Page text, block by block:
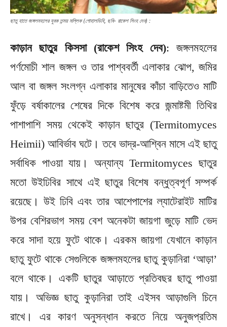
ছাতু হাতে জঙ্গলমহলের যুবক তন্ময় মল্লিক (গোহালডিহি, ছবি- রাকেশ‌ সিংহ দেব) :
কাড়ান ছাতুর কিসসা (রাকেশ সিংহ দেব): জঙ্গলমহলের
পর্ণমোচী শাল জঙ্গল ও তার পাশ্ববর্তী এলাকার ঝোপ, জমির
আল বা জঙ্গল সংলগ্ন এলাকার মানুষের কাঁচা বাড়িতেও মাটি
ফুঁড়ে বর্ষাকালের শেষের দিকে বিশেষ করে জন্মাষ্টমী তিথির
পাশাপাশি সময় থেকেই কাড়ান ছাতুর (Termitomyces
Heimii) আবির্ভাব ঘটে। তবে ভাদ্র-আশ্বিন মাসে এই ছাতু
সর্বাধিক পাওয়া যায়। অন্যান্য Termitomyces ছাতুর
মতো উইঢিবির সাথে এই ছাতুর বিশেষ বন্ধুত্বপূর্ণ সম্পর্ক
রয়েছে। উই ঢিবি এবং তার আশেপাশের ল্যাটেরাইট মাটির
উপর বেশিরভাগ সময় বেশ অনেকটা জায়গা জুড়ে মাটি ভেদ
করে সাদা হয়ে ফুটে থাকে। এরকম জায়গা যেখানে কাড়ান
ছাতু ফুটে থাকে সেগুলিকে জঙ্গলমহলের ছাতু কুড়ানিরা ‘আড়া’
বলে থাকে। একটি ছাতুর আড়াতে প্রতিবছর ছাতু পাওয়া
যায়। অভিজ্ঞ ছাতু কুড়ানিরা তাই এইসব আড়াগুলি চিনে
রাখে। এর কারণ অনুসন্ধান করতে নিয়ে অনুজপ্রতিম